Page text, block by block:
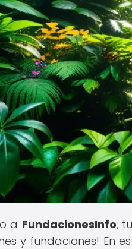
a FundacionesInfo,
y fundaciones! En